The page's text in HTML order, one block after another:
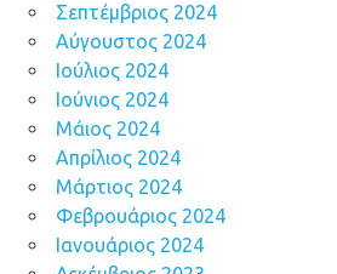
Σεπτέμβριος 2024
Αύγουστος 2024
Ιούλιος 2024
Ιούνιος 2024
Μάιος 2024
Απρίλιος 2024
Μάρτιος 2024
Φεβρουάριος 2024
Ιανουάριος 2024